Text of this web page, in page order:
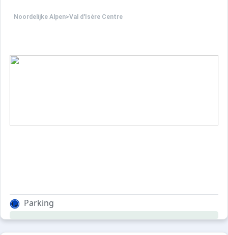
Noordelijke Alpen>Val d'Isère Centre
Parking